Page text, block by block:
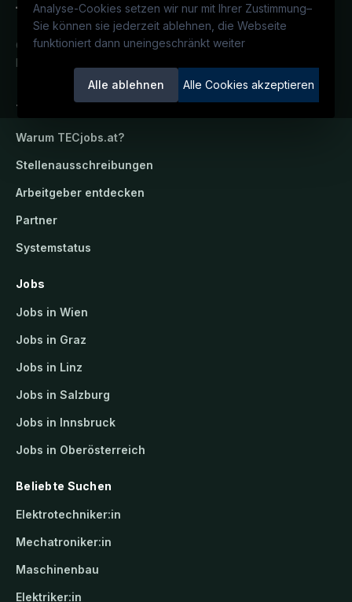
Analyse-Cookies setzen wir nur mit Ihrer Zustimmung–
Sie können sie jederzeit ablehnen, die Webseite
funktioniert dann uneingeschränkt weiter
Alle ablehnen Alle Cookies akzeptieren
Österreichs technisches Karriereportal.
Ein Service der candidatis GmbH.
TECjobs.at
Warum TECjobs.at?
Stellenausschreibungen
Arbeitgeber entdecken
Partner
Systemstatus
Jobs
Jobs in Wien
Jobs in Graz
Jobs in Linz
Jobs in Salzburg
Jobs in Innsbruck
Jobs in Oberösterreich
Beliebte Suchen
Elektrotechniker:in
Mechatroniker:in
Maschinenbau
Elektriker:in